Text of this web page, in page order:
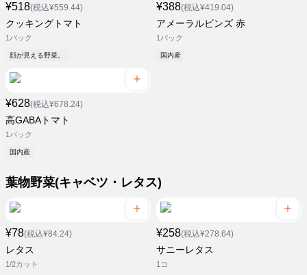
¥518(税込¥559.44)
クッキングトマト
1パック
顔が見える野菜。
¥388(税込¥419.04)
アメーラルビンズ 赤
1パック
国内産
¥628(税込¥678.24)
高GABAトマト
1パック
国内産
葉物野菜(キャベツ・レタス)
¥78(税込¥84.24)
レタス
1/2カット
¥258(税込¥278.64)
サニーレタス
1コ